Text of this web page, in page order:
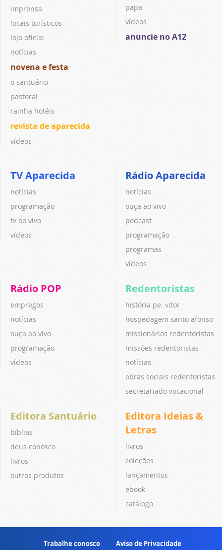
imprensa
locais turísticos
loja oficial
notícias
novena e festa
o santuário
pastoral
rainha hotéis
revista de aparecida
vídeos
papa
vídeos
anuncie no A12
TV Aparecida
notícias
programação
tv ao vivo
vídeos
Rádio Aparecida
notícias
ouça ao vivo
podcast
programação
programas
vídeos
Rádio POP
empregos
notícias
ouça ao vivo
programação
vídeos
Redentoristas
história pe. vitor
hospedagem santo afonso
missionários redentoristas
missões redentoristas
notícias
obras sociais redentoristas
secretariado vocacional
Editora Santuário
bíblias
deus conosco
livros
outros produtos
Editora Ideias &
Letras
livros
coleções
lançamentos
ebook
catálogo
Trabalhe conosco Aviso de Privacidade